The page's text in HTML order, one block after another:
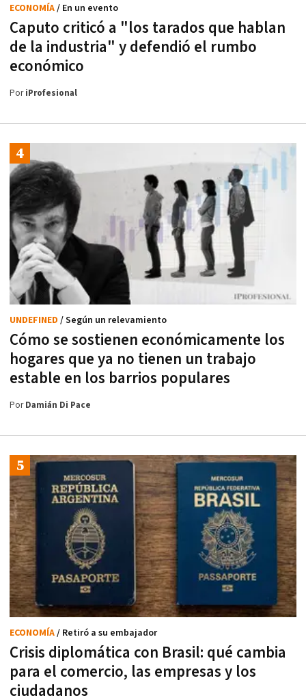
Caputo criticó a "los tarados que hablan
de la industria" y defendió el rumbo
económico
ECONOMÍA/ En un evento
PoriProfesional
Cómo se sostienen económicamente los
hogares que ya no tienen un trabajo
estable en los barrios populares
UNDEFINED / Según un relevamiento
PorDamián Di Pace
Crisis diplomática con Brasil: qué cambia
para el comercio, las empresas y los
ciudadanos
ECONOMÍA/ Retiró a su embajador